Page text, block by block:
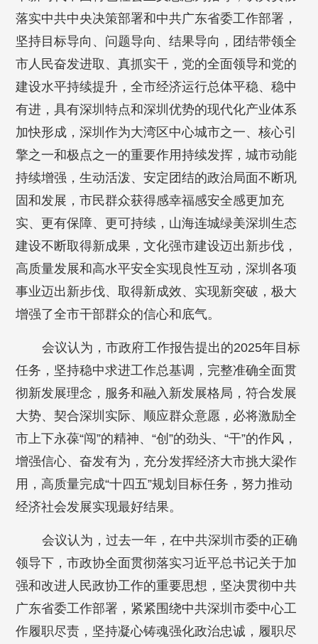
落实中共中央决策部署和中共广东省委工作部署，
坚持目标导向、问题导向、结果导向，团结带领全
市人民奋发进取、真抓实干，党的全面领导和党的
建设水平持续提升，全市经济运行总体平稳、稳中
有进，具有深圳特点和深圳优势的现代化产业体系
加快形成，深圳作为大湾区中心城市之一、核心引
擎之一和极点之一的重要作用持续发挥，城市动能
持续增强，生动活泼、安定团结的政治局面不断巩
固和发展，市民群众获得感幸福感安全感更加充
实、更有保障、更可持续，山海连城绿美深圳生态
建设不断取得新成果，文化强市建设迈出新步伐，
高质量发展和高水平安全实现良性互动，深圳各项
事业迈出新步伐、取得新成效、实现新突破，极大
增强了全市干部群众的信心和底气。
会议认为，市政府工作报告提出的2025年目标
任务，坚持稳中求进工作总基调，完整准确全面贯
彻新发展理念，服务和融入新发展格局，符合发展
大势、契合深圳实际、顺应群众意愿，必将激励全
市上下永葆“闯”的精神、“创”的劲头、“干”的作风，
增强信心、奋发有为，充分发挥经济大市挑大梁作
用，高质量完成“十四五”规划目标任务，努力推动
经济社会发展实现最好结果。
会议认为，过去一年，在中共深圳市委的正确
领导下，市政协全面贯彻落实习近平总书记关于加
强和改进人民政协工作的重要思想，坚决贯彻中共
广东省委工作部署，紧紧围绕中共深圳市委中心工
作履职尽责，坚持凝心铸魂强化政治忠诚，履职尽